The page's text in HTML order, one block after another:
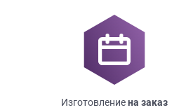
Изготовлениена заказ